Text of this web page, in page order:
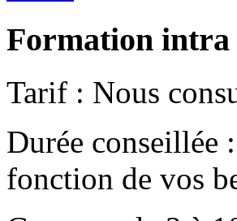
Formation intra
Tarif : Nous
Durée conseillée :
fonction de vos